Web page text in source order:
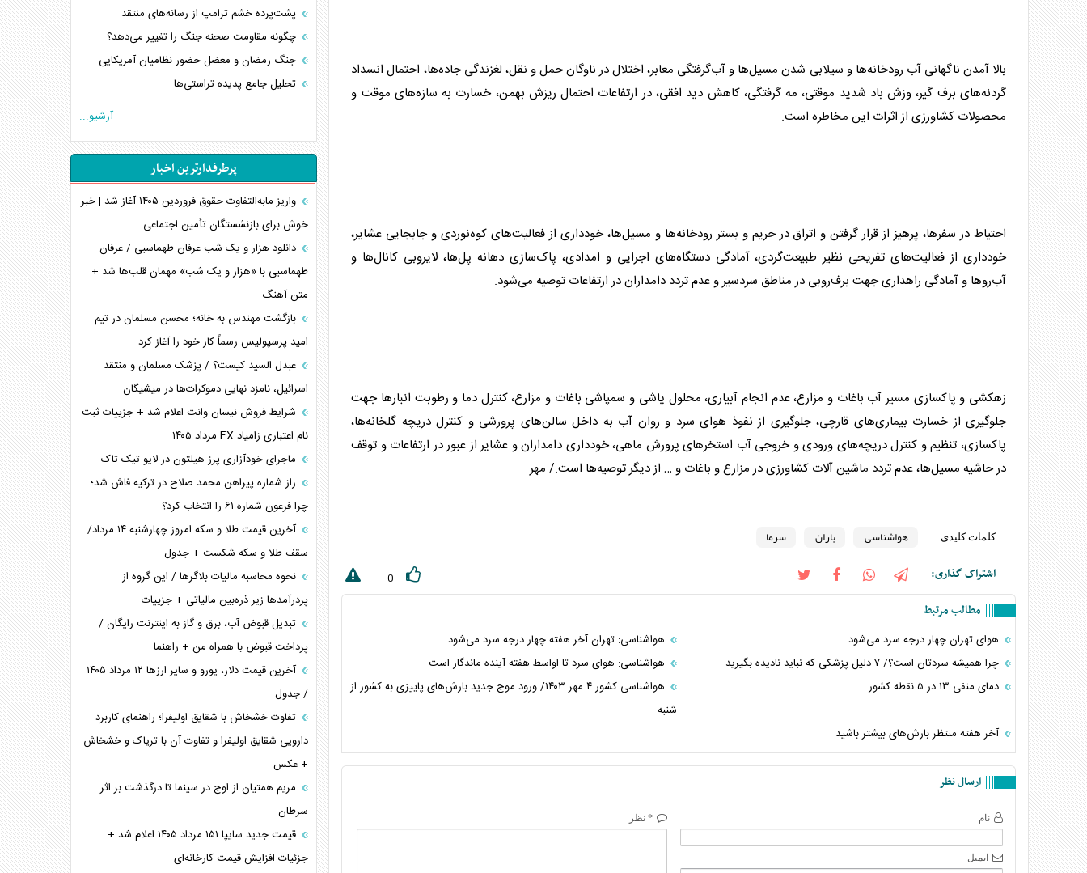
بالا آمدن ناگهانی آب رودخانه‌ها و سیلابی شدن مسیل‌ها و آب‌گرفتگی معابر، اختلال در ناوگان حمل و نقل، لغزندگی جاده‌ها، احتمال انسداد
گردنه‌های برف گیر، وزش باد شدید موقتی، مه گرفتگی، کاهش دید افقی، در ارتفاعات احتمال ریزش بهمن، خسارت به سازه‌های موقت و
محصولات کشاورزی از اثرات این مخاطره است.
احتیاط در سفرها، پرهیز از قرار گرفتن و اتراق در حریم و بستر رودخانه‌ها و مسیل‌ها، خودداری از فعالیت‌های کوه‌نوردی و جابجایی عشایر،
خودداری از فعالیت‌های تفریحی نظیر طبیعت‌گردی، آمادگی دستگاه‌های اجرایی و امدادی، پاک‌سازی دهانه پل‌ها، لایروبی کانال‌ها و
آب‌روها و آمادگی راهداری جهت برف‌روبی در مناطق سردسیر و عدم تردد دامداران در ارتفاعات توصیه می‌شود.
زهکشی و پاکسازی مسیر آب باغات و مزارع، عدم انجام آبیاری، محلول پاشی و سمپاشی باغات و مزارع، کنترل دما و رطوبت انبارها جهت
جلوگیری از خسارت بیماری‌های قارچی، جلوگیری از نفوذ هوای سرد و روان آب به داخل سالن‌های پرورشی و کنترل دریچه گلخانه‌ها،
پاکسازی، تنظیم و کنترل دریچه‌های ورودی و خروجی آب استخرهای پرورش ماهی، خودداری دامداران و عشایر از عبور در ارتفاعات و توقف
در حاشیه مسیل‌ها، عدم تردد ماشین‏ آلات کشاورزی در مزارع و باغات و … از دیگر توصیه‌ها است./ مهر
کلمات کلیدی: هواشناسی باران سرما
اشتراک گذاری: 0
مطالب مرتبط
هوای تهران چهار درجه سرد می‌شود
هواشناسی: تهران آخر هفته چهار درجه سرد می‌شود
چرا همیشه سردتان است؟/ ۷ دلیل پزشکی که نباید نادیده بگیرید
هواشناسی: هوای سرد تا اواسط هفته آینده ماندگار است
دمای منفی ۱۳ در ۵ نقطه کشور
هواشناسی کشور ۴ مهر ۱۴۰۳/ ورود موج جدید بارش‌های پاییزی به کشور از
شنبه
آخر هفته منتظر بارش‌های بیشتر باشید
ارسال نظر
نام
ایمیل
* نظر
پشت‌پرده خشم ترامپ از رسانه‌های منتقد
چگونه مقاومت صحنه جنگ را تغییر می‌دهد؟
جنگ رمضان و معضل حضور نظامیان آمریکایی
تحلیل جامع پدیده تراستی‌ها
غرب
اربعین، کابوس مشترک تل‌آویو-واشنگتن
برنامه هفتم توسعه در نقطه کور سیاستگذاری
کنوانسیون دریای خزر در راستای منافع ملی است؟
اوکراین بازوی مخرب آمریکا در غرب آسیا
اهمیت راهبردی اردن برای آمریکا
پیام، ظرفیت بالفعل‌نشده تجارت ایران
همسویی عربستان با سنتکام علیه متحدان ایران
ترامپ و توهم خلع سلاح حماس
چرا کویت به دنبال شریک امنیتی جدید است؟
آرشیو...
پرطرفدارترین اخبار
واریز مابه‌التفاوت حقوق فروردین ۱۴۰۵ آغاز شد | خبر
خوش برای بازنشستگان تأمین اجتماعی
دانلود هزار و یک شب عرفان طهماسبی / عرفان
طهماسبی با «هزار و یک شب» مهمان قلب‌ها شد +
متن آهنگ
بازگشت مهندس به خانه؛ محسن مسلمان در تیم
امید پرسپولیس رسماً کار خود را آغاز کرد
عبدل السید کیست؟ / پزشک مسلمان و منتقد
اسرائیل، نامزد نهایی دموکرات‌ها در میشیگان
شرایط فروش نیسان وانت اعلام شد + جزییات ثبت
نام اعتباری زامیاد EX مرداد ۱۴۰۵
ماجرای خودآزاری پرز هیلتون در لایو تیک تاک
راز شماره پیراهن محمد صلاح در ترکیه فاش شد؛
چرا فرعون شماره ۶۱ را انتخاب کرد؟
آخرین قیمت طلا و سکه امروز چهارشنبه ۱۴ مرداد/
سقف طلا و سکه شکست + جدول
نحوه محاسبه مالیات بلاگر‌ها / این گروه از
پردرآمد‌ها زیر ذره‌بین مالیاتی + جزییات
تبدیل قبوض آب، برق و گاز به اینترنت رایگان /
پرداخت قبوض با همراه من + راهنما
آخرین قیمت دلار، یورو و سایر ارز‌ها ۱۲ مرداد ۱۴۰۵
/ جدول
تفاوت خشخاش با شقایق اولیفرا؛ راهنمای کاربرد
دارویی شقایق اولیفرا و تفاوت آن با تریاک و خشخاش
+ عکس
مریم همتیان از اوج در سینما تا درگذشت بر اثر
سرطان
قیمت جدید سایپا ۱۵۱ مرداد ۱۴۰۵ اعلام شد +
جزئیات افزایش قیمت کارخانه‌ای